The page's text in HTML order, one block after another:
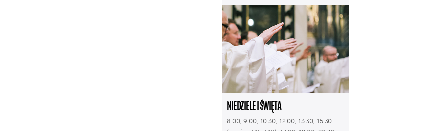
NIEDZIELE I ŚWIĘTA
8.00, 9.00, 10.30, 12.00, 13.30, 15.30